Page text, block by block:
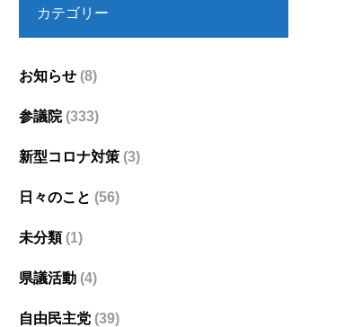
カテゴリー
お知らせ (8)
参議院(333)
新型コロナ対策 (3)
日々のこと (56)
未分類(1)
県議活動 (4)
自由民主党 (39)